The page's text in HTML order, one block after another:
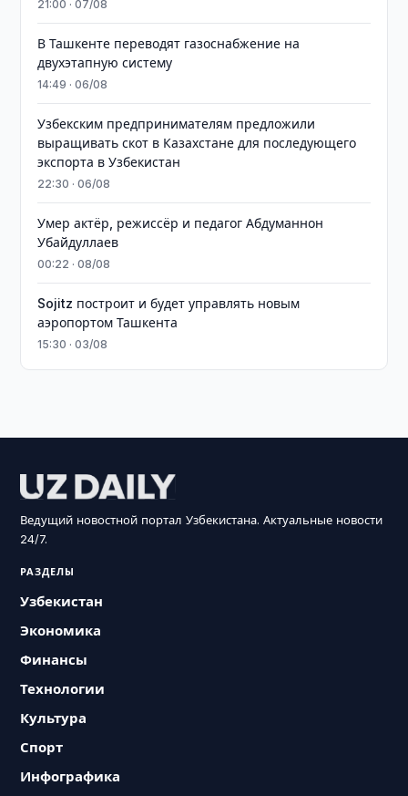
21:00 · 07/08
В Ташкенте переводят газоснабжение на
двухэтапную систему
14:49 · 06/08
Узбекским предпринимателям предложили
выращивать скот в Казахстане для последующего
экспорта в Узбекистан
22:30 · 06/08
Умер актёр, режиссёр и педагог Абдуманнон
Убайдуллаев
00:22 · 08/08
Sojitz построит и будет управлять новым
аэропортом Ташкента
15:30 · 03/08
Ведущий новостной портал Узбекистана. Актуальные новости
24/7.
РАЗДЕЛЫ
Узбекистан
Экономика
Финансы
Технологии
Культура
Спорт
Инфографика